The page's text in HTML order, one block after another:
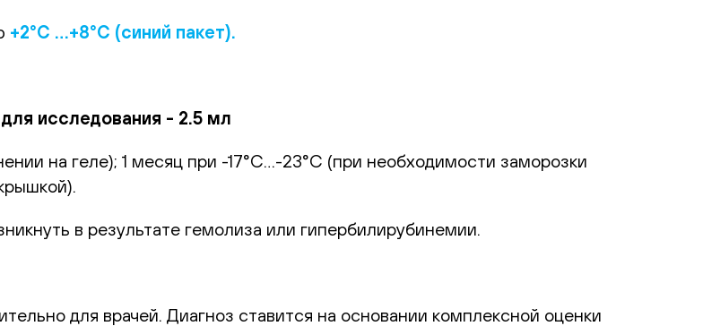
+2°С …+8°С (синий пакет).
исследования - 2.5 мл
на геле); 1 месяц при -17°С…-23°С (при необходимости заморозки
в результате гемолиза или гипербилирубинемии.
для врачей. Диагноз ставится на основании комплексной оценки